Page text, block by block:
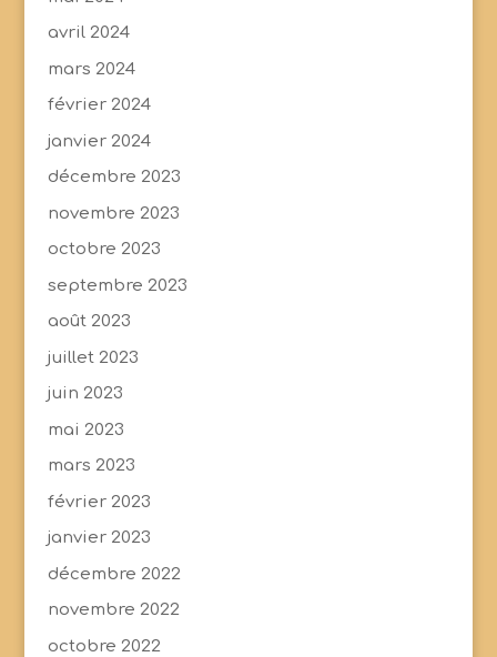
avril 2024
mars 2024
février 2024
janvier 2024
décembre 2023
novembre 2023
octobre 2023
septembre 2023
août 2023
juillet 2023
juin 2023
mai 2023
mars 2023
février 2023
janvier 2023
décembre 2022
novembre 2022
octobre 2022